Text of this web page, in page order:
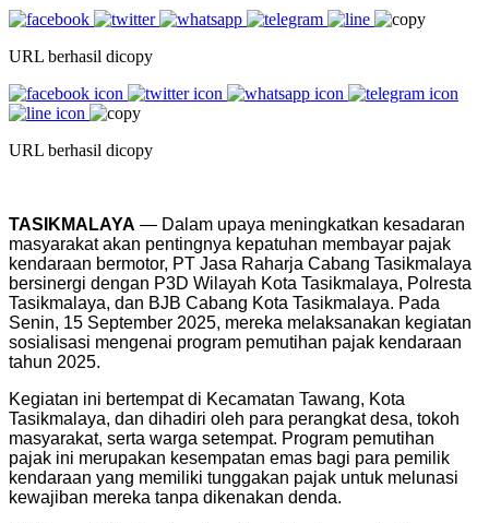
URL berhasil dicopy
URL berhasil dicopy
TASIKMALAYA — Dalam upaya meningkatkan kesadaran
masyarakat akan pentingnya kepatuhan membayar pajak
kendaraan bermotor, PT Jasa Raharja Cabang Tasikmalaya
bersinergi dengan P3D Wilayah Kota Tasikmalaya, Polresta
Tasikmalaya, dan BJB Cabang Kota Tasikmalaya. Pada
Senin, 15 September 2025, mereka melaksanakan kegiatan
sosialisasi mengenai program pemutihan pajak kendaraan
tahun 2025.
Kegiatan ini bertempat di Kecamatan Tawang, Kota
Tasikmalaya, dan dihadiri oleh para perangkat desa, tokoh
masyarakat, serta warga setempat. Program pemutihan
pajak ini merupakan kesempatan emas bagi para pemilik
kendaraan yang memiliki tunggakan pajak untuk melunasi
kewajiban mereka tanpa dikenakan denda.